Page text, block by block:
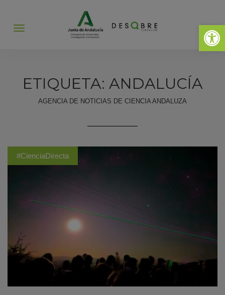
Abrir
Abrir
ETIQUETA: ANDALUCÍA
AGENCIA DE NOTICIAS DE CIENCIA ANDALUZA
#CienciaDirecta